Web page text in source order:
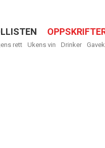
rett Ukens vin Drinker